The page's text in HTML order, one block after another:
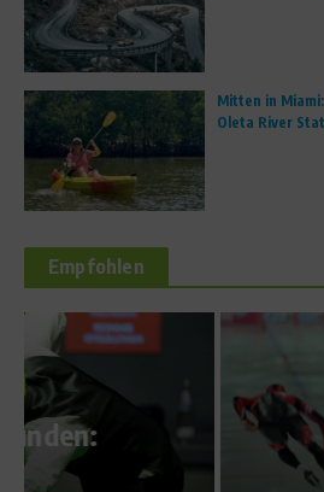
Mitten in
Oleta River
Empfohlen
Sports Inside
Wer hat’s